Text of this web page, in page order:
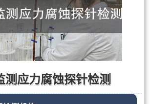
测应力腐蚀探针检测